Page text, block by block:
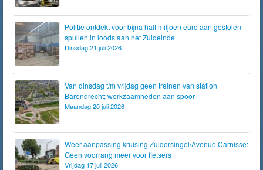
Politie ontdekt voor bijna half miljoen euro aan gestolen
spullen in loods aan het Zuideinde
Dinsdag 21 juli 2026
Van dinsdag t/m vrijdag geen treinen van station
Barendrecht; werkzaamheden aan spoor
Maandag 20 juli 2026
Weer aanpassing kruising Zuidersingel/Avenue Carnisse:
Geen voorrang meer voor fietsers
Vrijdag 17 juli 2026